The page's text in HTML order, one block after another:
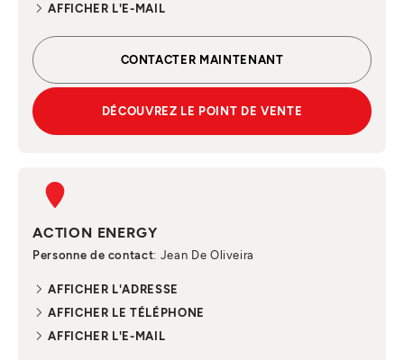
AFFICHER L'E-MAIL
CONTACTER MAINTENANT
DÉCOUVREZ LE POINT DE VENTE
ACTION ENERGY
Personne de contact: Jean De Oliveira
AFFICHER L'ADRESSE
AFFICHER LE TÉLÉPHONE
AFFICHER L'E-MAIL